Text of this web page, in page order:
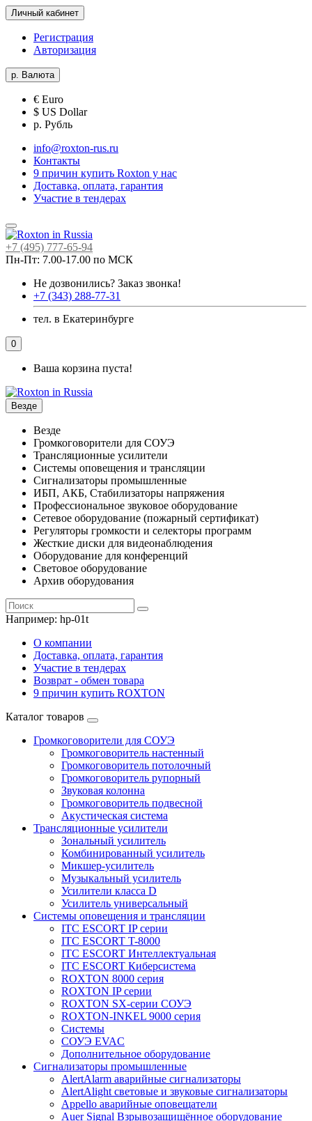
Личный кабинет
Регистрация
Авторизация
р. Валюта
€ Euro
$ US Dollar
р. Рубль
info@roxton-rus.ru
Контакты
9 причин купить Roxton у нас
Доставка, оплата, гарантия
Участие в тендерах
+7 (495) 777-65-94
Пн-Пт: 7.00-17.00 по МСК
Не дозвонились? Заказ звонка!
+7 (343) 288-77-31
тел. в Екатеринбурге
0
Ваша корзина пуста!
Везде
Везде
Громкоговорители для СОУЭ
Трансляционные усилители
Системы оповещения и трансляции
Сигнализаторы промышленные
ИБП, АКБ, Стабилизаторы напряжения
Профессиональное звуковое оборудование
Сетевое оборудование (пожарный сертификат)
Регуляторы громкости и селекторы программ
Жесткие диски для видеонаблюдения
Оборудование для конференций
Световое оборудование
Архив оборудования
Например: hp-01t
О компании
Доставка, оплата, гарантия
Участие в тендерах
Возврат - обмен товара
9 причин купить ROXTON
Каталог товаров
Громкоговорители для СОУЭ
Громкоговоритель настенный
Громкоговоритель потолочный
Громкоговоритель рупорный
Звуковая колонна
Громкоговоритель подвесной
Акустическая система
Трансляционные усилители
Зональный усилитель
Комбинированный усилитель
Микшер-усилитель
Музыкальный усилитель
Усилители класса D
Усилитель универсальный
Системы оповещения и трансляции
ITC ESCORT IP серии
ITC ESCORT T-8000
ITC ESCORT Интеллектуальная
ITC ESCORT Киберсистема
ROXTON 8000 серия
ROXTON IP серии
ROXTON SX-серии СОУЭ
ROXTON-INKEL 9000 серия
Системы
СОУЭ EVAC
Дополнительное оборудование
Сигнализаторы промышленные
AlertAlarm аварийные сигнализаторы
AlertAlight световые и звуковые сигнализаторы
Appello аварийные оповещатели
Auer Signal Взрывозащищённое оборудование